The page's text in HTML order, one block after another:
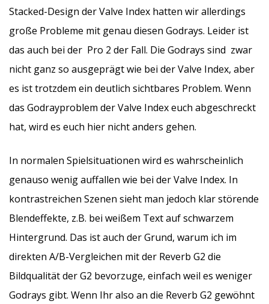
Stacked-Design der Valve Index hatten wir allerdings
große Probleme mit genau diesen Godrays. Leider ist
das auch bei der Pro 2 der Fall. Die Godrays sind zwar
nicht ganz so ausgeprägt wie bei der Valve Index, aber
es ist trotzdem ein deutlich sichtbares Problem. Wenn
das Godrayproblem der Valve Index euch abgeschreckt
hat, wird es euch hier nicht anders gehen.
In normalen Spielsituationen wird es wahrscheinlich
genauso wenig auffallen wie bei der Valve Index. In
kontrastreichen Szenen sieht man jedoch klar störende
Blendeffekte, z.B. bei weißem Text auf schwarzem
Hintergrund. Das ist auch der Grund, warum ich im
direkten A/B-Vergleichen mit der Reverb G2 die
Bildqualität der G2 bevorzuge, einfach weil es weniger
Godrays gibt. Wenn Ihr also an die Reverb G2 gewöhnt